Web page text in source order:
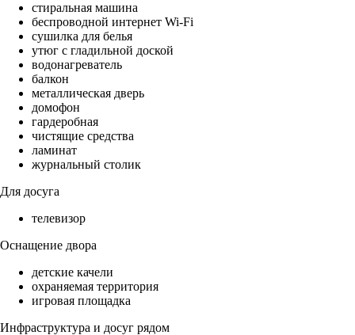
стиральная машина
беспроводной интернет Wi-Fi
сушилка для белья
утюг с гладильной доской
водонагреватель
балкон
металлическая дверь
домофон
гардеробная
чистящие средства
ламинат
журнальный столик
Для досуга
телевизор
Оснащение двора
детские качели
охраняемая территория
игровая площадка
Инфраструктура и досуг рядом